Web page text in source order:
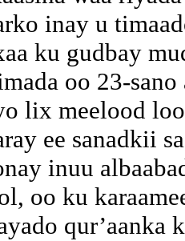
inay u
ku gudbay
oo 23-
lix meelood
ee sanadkii
inuu
oo ku
qur’aanka